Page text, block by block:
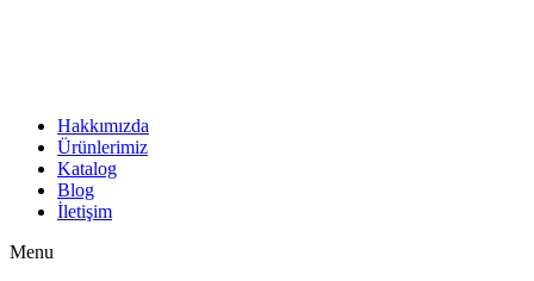
Hakkımızda
Ürünlerimiz
Katalog
Blog
İletişim
Menu